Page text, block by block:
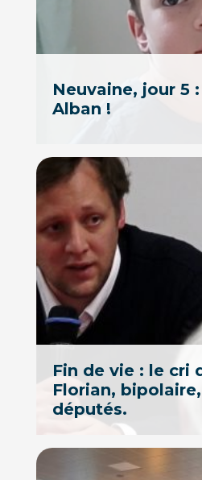
Neuvaine, jour 5
Alban !
Fin de vie : le cri
Florian,
députés.